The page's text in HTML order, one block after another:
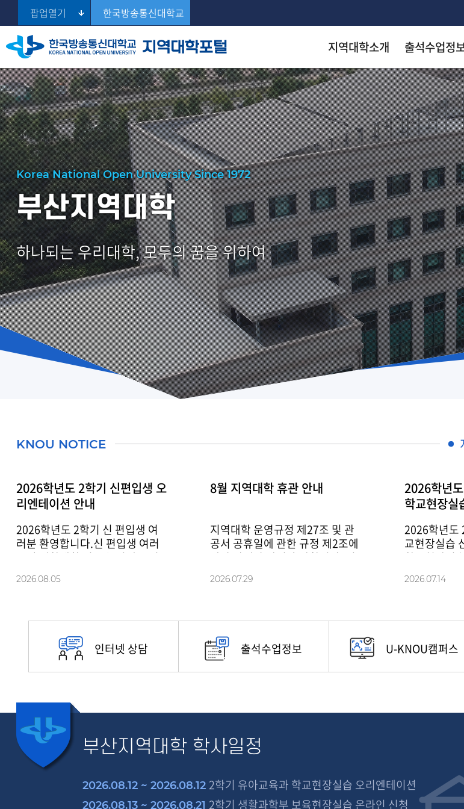
팝업열기 한국방송통신대학교
지역대학소개
서울지역대학
부산지역대학
부산지역대학
학장 인사말
연혁
부서안내
시설안내
오시는길
학생차량 등록요청
오이소 보이소
홍보동영상
대구경북지역대학
인천지역대학
광주전남지역대학
대전충남지역대학
울산지역대학
경기지역대학
강원지역대학
충북지역대학
전북지역대학
경남지역대학
제주지역대학
출석수업정
출석수업자료실
출석수업일정
대학일정
지역대학일정
인터넷상담
증명발급안내
스터디룸 예약
스터디룸 관리
공지사항
학생게시판
학생활동소개
Search
Korea National Open University Since 1972
부산지역대학
하나되는 우리대학, 모두의 꿈을 위하여
KNOU NOTICE
2026학년도 2학기 신편입생 오
리엔테이션 안내
2026학년도 2학기 신 편입생 여
러분 환영합니다.신 편입생 여러
분의 대학생활 적응을 위해 오리
예정이오니 많은 참석바랍니다.
2026.08.05
8월 지역대학 휴관 안내
지역대학 운영규정 제27조 및 관
공서 공휴일에 관한 규정 제2조에
따라 아래와 같이 휴관합니다. 이
일: 2026. 8. 15.(토) 광복절
2026.07.29
2026학년
학교현장실
2026학년도
교현장실습
학교현장실
부산지역대
2026.07.14
인터넷 상담 출석수업정보 U-KNOU캠퍼스
부산지역대학 학사일정
2026.08.12 ~ 2026.08.12 2학기 유아교육과 학교현장실습 오리엔테이션
2026.08.13 ~ 2026.08.21 2학기 생활과학부 보육현장실습 온라인 신청